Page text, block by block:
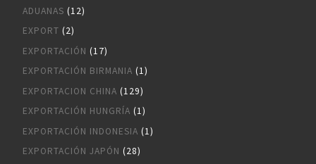
ADUANAS (12)
EXPORT (2)
EXPORTACIÓN (17)
EXPORTACIÓN BIRMANIA (1)
EXPORTACION CHINA (129)
EXPORTACIÓN HUNGRÍA (1)
EXPORTACIÓN INDONESIA (1)
EXPORTACIÓN JAPÓN (28)